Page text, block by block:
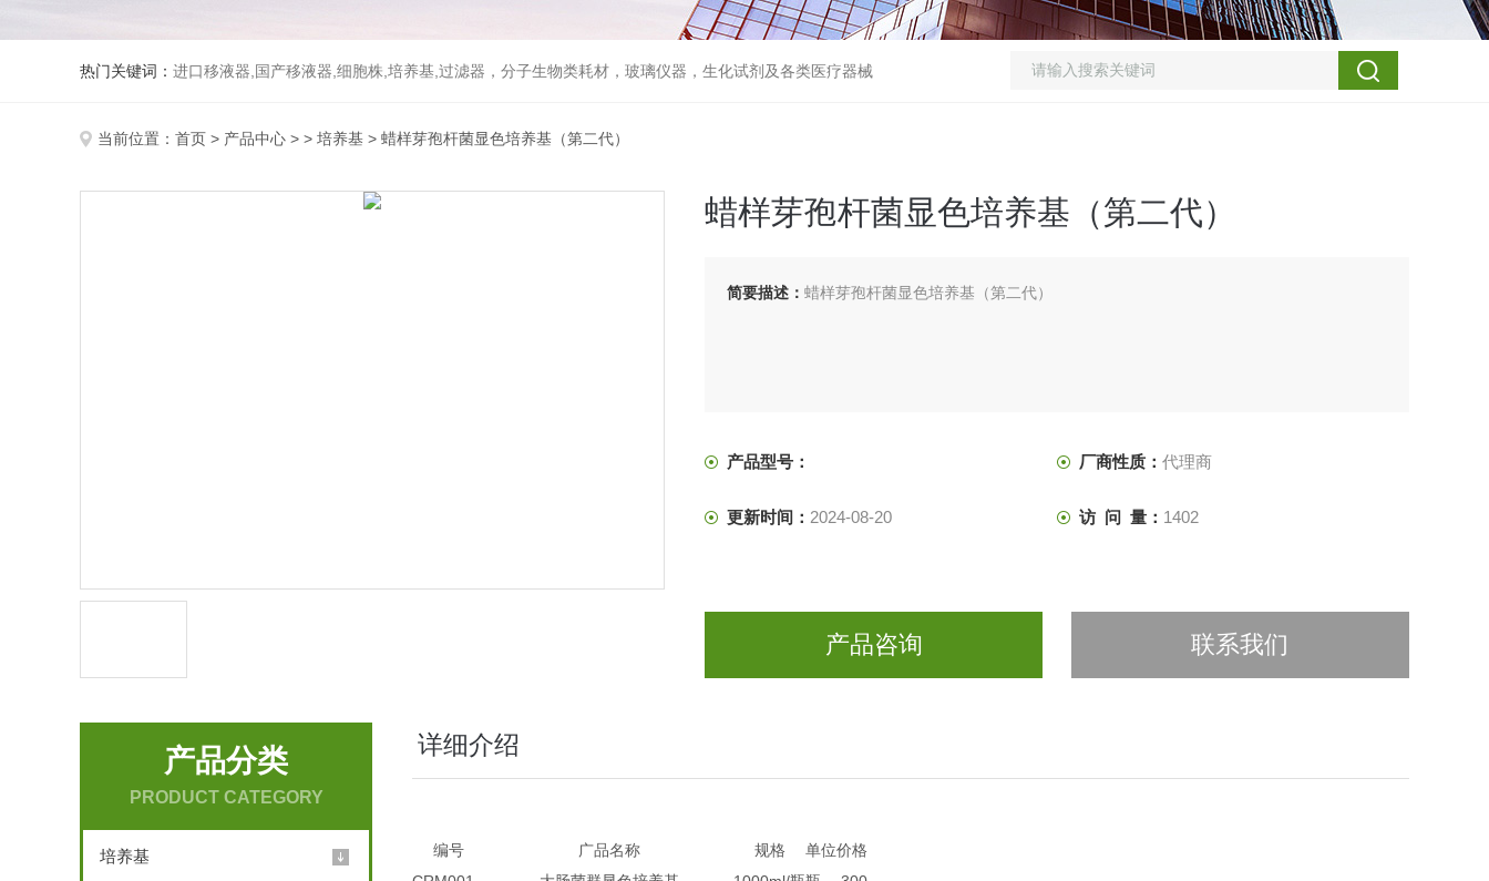
热门关键词： 进口移液器,国产移液器,细胞株,培养基,过滤器，分子生物类耗材，玻璃仪器，生化试剂及各类医疗器械
当前位置： 首页 > 产品中心 > > 培养基 > 蜡样芽孢杆菌显色培养基（第二代）
蜡样芽孢杆菌显色培养基（第二代）
简要描述： 蜡样芽孢杆菌显色培养基（第二代）
产品型号： 厂商性质： 代理商
更新时间： 2024-08-20 访 问 量： 1402
产品咨询 联系我们
产品分类
PRODUCT CATEGORY
培养基
详细介绍
编号 广品名称 规格 单位价格